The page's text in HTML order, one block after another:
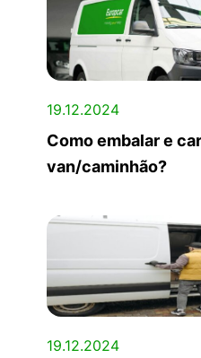
19.12.2024
Como embalar e
van/caminhão?
19.12.2024